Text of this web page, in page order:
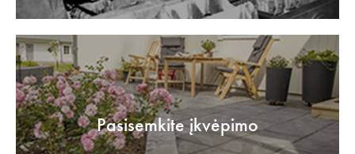
Pasisemkite įkvėpimo